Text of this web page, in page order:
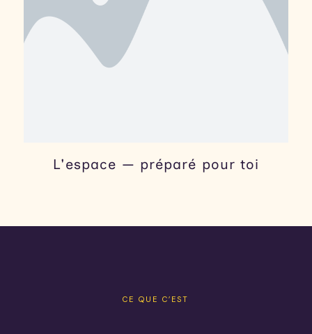
L'espace — préparé pour toi
CE QUE C’EST